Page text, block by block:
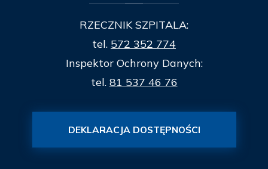
RZECZNIK SZPITALA:
tel. 572 352 774
Inspektor Ochrony Danych:
tel. 81 537 46 76
DEKLARACJA DOSTĘPNOŚCI